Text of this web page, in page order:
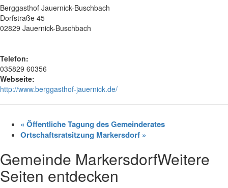
Berggasthof Jauernick-Buschbach
Dorfstraße 45
02829 Jauernick-Buschbach
Telefon:
035829 60356
Webseite:
http://www.berggasthof-jauernick.de/
« Öffentliche Tagung des Gemeinderates
Ortschaftsratsitzung Markersdorf »
Gemeinde MarkersdorfWeitere
Seiten entdecken